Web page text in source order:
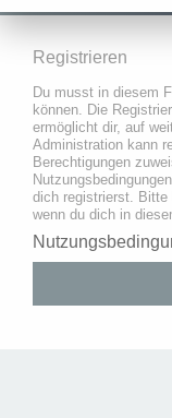
Registrieren
Du musst in diesem
können. Die
ermöglicht dir, auf
Administration kann
Berechtigungen
dich registrierst. Bitte
wenn du dich in